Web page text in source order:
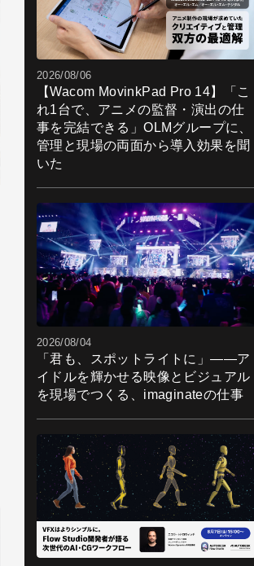
2026/08/06
【Wacom MovinkPad Pro 14】「こ
れ1台で、アニメの監督・演出の仕
事を完結できる」OLMグループに、
管理と現場の両面から導入効果を聞
いた
2026/08/04
「君も、スポットライトに」――ア
イドルを輝かせる映像とビジュアル
を現場でつくる、imaginateの仕事